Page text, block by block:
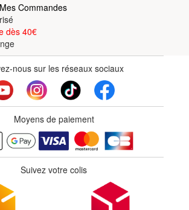
Commandes
dès 40€
nous sur les réseaux sociaux
Moyens de paiement
Suivez votre colis